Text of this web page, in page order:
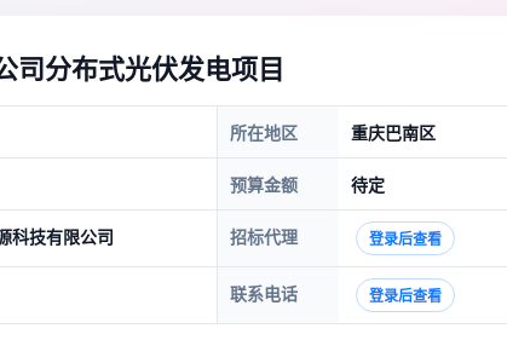
司分布式光伏发电项目
所在地区 重庆巴南区
预算金额 待定
科技有限公司 招标代理 登录后查看
联系电话 登录后查看